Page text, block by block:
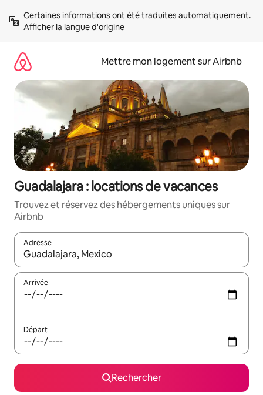
directement
Afficher la langue d'origine
Mettre mon logement sur Airbnb
Guadalajara : locations de vacances
Trouvez et réservez des hébergements uniques sur
Airbnb
Adresse
Lorsque les résultats s'affichent, utilisez les flèches vers le
Arrivée
Départ
Rechercher